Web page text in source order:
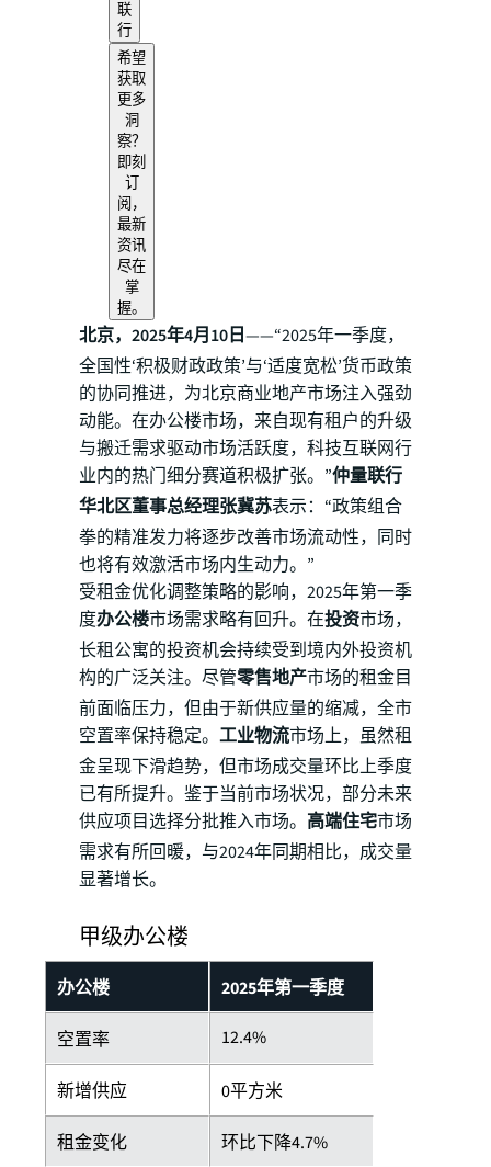
联
行
希望
获取
更多
洞
察？
即刻
订
阅，
最新
资讯
尽在
掌
握。
北京，2025年4月10日——“2025年一季度，
全国性‘积极财政政策’与‘适度宽松’货币政策
的协同推进，为北京商业地产市场注入强劲
动能。在办公楼市场，来自现有租户的升级
与搬迁需求驱动市场活跃度，科技互联网行
业内的热门细分赛道积极扩张。”仲量联行
华北区董事总经理张冀苏表示：“政策组合
拳的精准发力将逐步改善市场流动性，同时
也将有效激活市场内生动力。”
受租金优化调整策略的影响，2025年第一季
度办公楼市场需求略有回升。在投资市场，
长租公寓的投资机会持续受到境内外投资机
构的广泛关注。尽管零售地产市场的租金目
前面临压力，但由于新供应量的缩减，全市
空置率保持稳定。 工业物流市场上，虽然租
金呈现下滑趋势，但市场成交量环比上季度
已有所提升。鉴于当前市场状况，部分未来
供应项目选择分批推入市场。 高端住宅市场
需求有所回暖，与2024年同期相比，成交量
显著增长。
甲级办公楼
办公楼 2025年第一季度
空置率 12.4%
新增供应 0平方米
租金变化 环比下降4.7%